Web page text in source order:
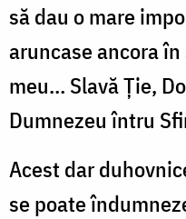
să dau o mare
aruncase ancora
meu… Slavă Ţie,
Dumnezeu întru
Acest dar
se poate